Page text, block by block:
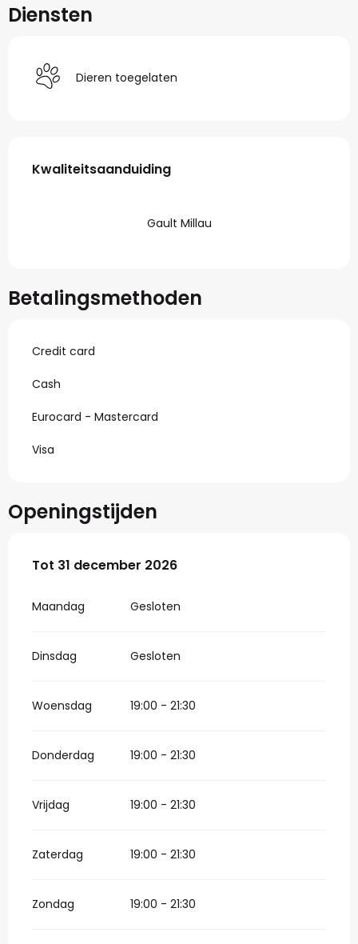
Diensten
Dieren toegelaten
Dienstverlening
Kwaliteitsaanduiding
Kwaliteitsaanduiding
Gault Millau
Betalingsmethoden
Credit card
Cash
Eurocard - Mastercard
Visa
Openingstijden
Vanaf 5 januari 2026tot
Tot 31 december 2026
Maandag Gesloten
Dinsdag Gesloten
Woensdag 19:00 - 21:30
Donderdag 19:00 - 21:30
Vrijdag 19:00 - 21:30
Zaterdag 19:00 - 21:30
Zondag 19:00 - 21:30